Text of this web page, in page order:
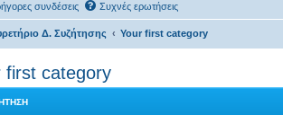
συνδέσεις Συχνές ερωτήσεις
Δ. Συζήτησης Your first category
first category